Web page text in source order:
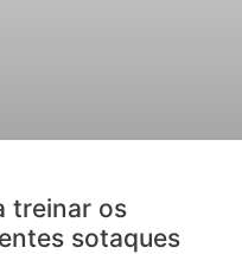
treinar os
sotaques